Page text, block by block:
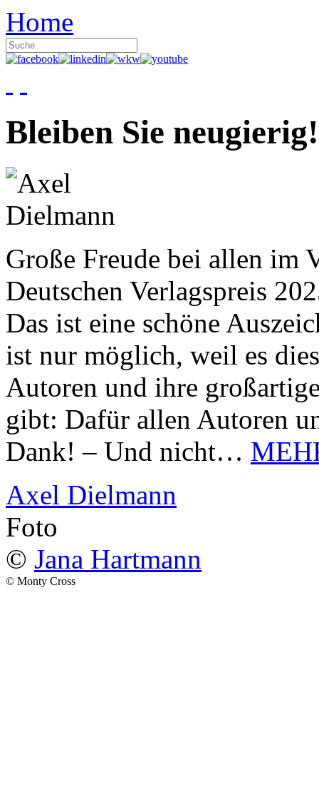
Home
Bleiben Sie neugierig!
Große Freude bei allen im
Deutschen Verlagspreis
Das ist eine schöne
ist nur möglich, weil es
Autoren und ihre
gibt: Dafür allen Autoren
Dank! – Und nicht…
Axel Dielmann
Foto
© Jana Hartmann
© Monty Cross